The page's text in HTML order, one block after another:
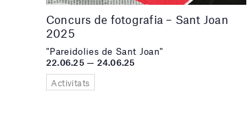
Concurs de fotografia – Sant Joan
2025
"Pareidolies de Sant Joan"
22.06.25 — 24.06.25
Activitats